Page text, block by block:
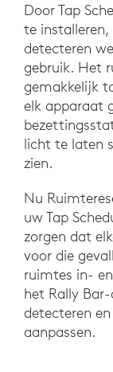
Door Tap
te installeren,
detecteren
gebruik. Het
gemakkelijk
elk apparaat
licht te laten
zien.
Nu
uw Tap
zorgen dat
voor die
ruimtes in-
het Rally
detecteren
aanpassen.